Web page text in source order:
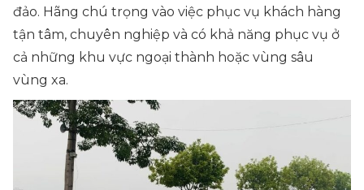
đảo. Hãng chú trọng vào việc phục vụ khách hàng
tận tâm, chuyên nghiệp và có khả năng phục vụ ở
cả những khu vực ngoại thành hoặc vùng sâu
vùng xa.